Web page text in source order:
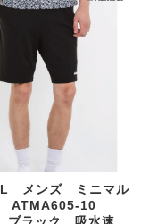
メンズ ミニマル
ATMA605-10
ラック 吸水速